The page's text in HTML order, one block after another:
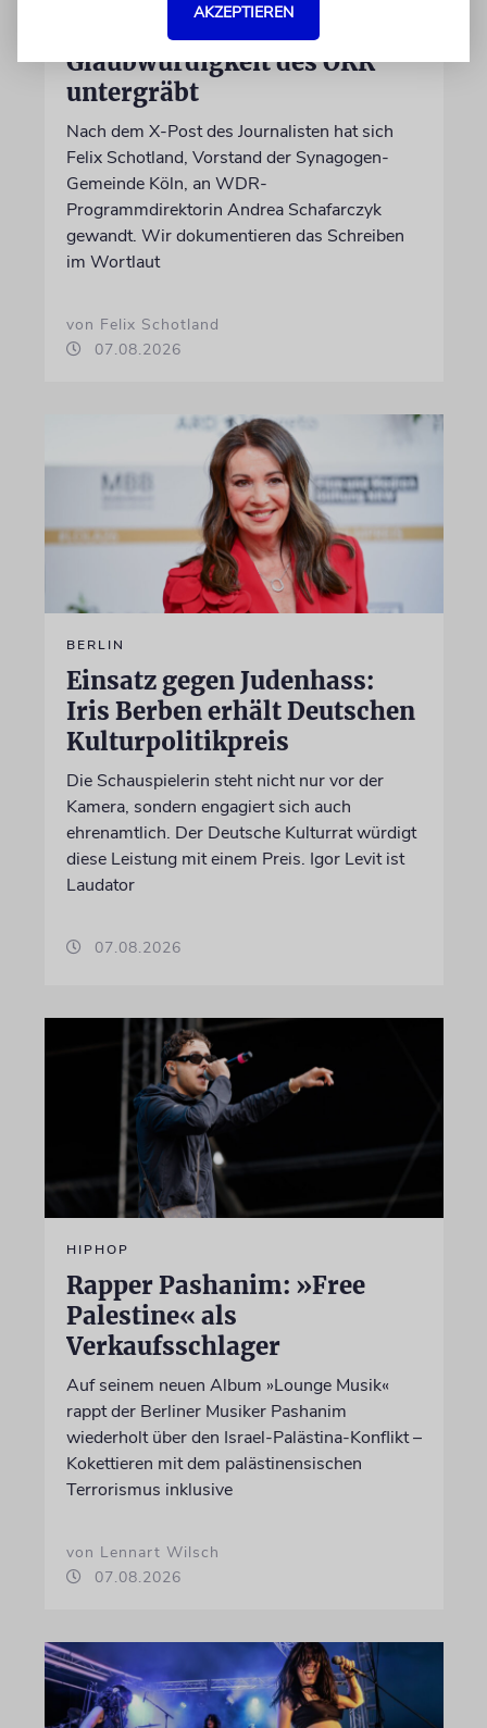
Wie Georg Restle die
Glaubwürdigkeit des ÖRR
untergräbt
Nach dem X-Post des Journalisten hat sich
Felix Schotland, Vorstand der Synagogen-
Gemeinde Köln, an WDR-
Programmdirektorin Andrea Schafarczyk
gewandt. Wir dokumentieren das Schreiben
im Wortlaut
von Felix Schotland
07.08.2026
BERLIN
Einsatz gegen Judenhass:
Iris Berben erhält Deutschen
Kulturpolitikpreis
Die Schauspielerin steht nicht nur vor der
Kamera, sondern engagiert sich auch
ehrenamtlich. Der Deutsche Kulturrat würdigt
diese Leistung mit einem Preis. Igor Levit ist
Laudator
07.08.2026
HIPHOP
Rapper Pashanim: »Free
Palestine« als
Verkaufsschlager
Auf seinem neuen Album »Lounge Musik«
rappt der Berliner Musiker Pashanim
wiederholt über den Israel-Palästina-Konflikt –
Kokettieren mit dem palästinensischen
Terrorismus inklusive
von Lennart Wilsch
07.08.2026
AKZEPTIEREN